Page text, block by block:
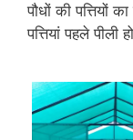
पौधों की पत्तियों
पत्तियां पहले